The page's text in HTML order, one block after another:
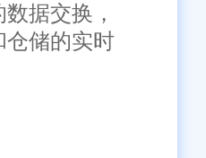
据交换，
仓储的实时